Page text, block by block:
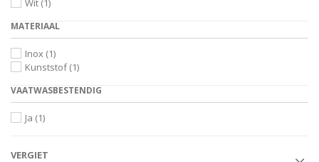
Wit (1)
MATERIAAL
Inox (1)
Kunststof(1)
VAATWASBESTENDIG
Ja (1)
VERGIET